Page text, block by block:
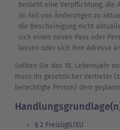
besteht eine Verpflichtung, die
im Fall von Änderungen zu
die Bescheinigung nicht
sich einen neuen Pass oder
lassen oder sich Ihre Adresse
Sollten Sie das 18. Lebensjahr
muss Ihr gesetzlicher Vertreter
berechtigte Person) dem
§ 2 FreizügG/EU